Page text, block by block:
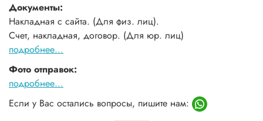
Документы:
Накладная с сайта. (Для физ. лиц).
Счет, накладная, договор. (Для юр. лиц)
подробнее...
Фото отправок:
подробнее...
Если у Вас остались вопросы, пишите нам: